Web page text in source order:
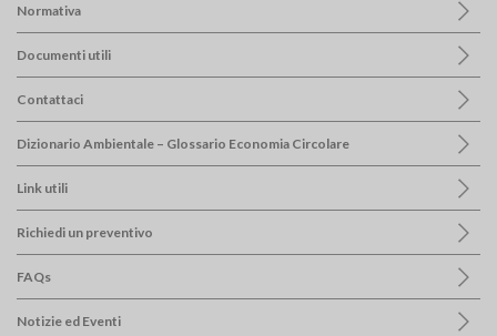
Normativa
Documenti utili
Contattaci
Dizionario Ambientale – Glossario Economia Circolare
Link utili
Richiedi un preventivo
FAQs
Notizie ed Eventi